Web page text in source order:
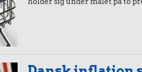
2,91 kr.
1/3 kg marcipan